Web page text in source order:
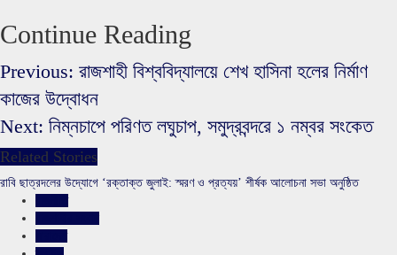
Continue Reading
Previous: রাজশাহী বিশ্ববিদ্যালয়ে শেখ হাসিনা হলের নির্মাণ
কাজের উদ্বোধন
Next: নিম্নচাপে পরিণত লঘুচাপ, সমুদ্রবন্দরে ১ নম্বর সংকেত
Related Stories
রাবি ছাত্রদলের উদ্যোগে ‘রক্তাক্ত জুলাই: স্মরণ ও প্রত্যয়’ শীর্ষক আলোচনা সভা অনুষ্ঠিত